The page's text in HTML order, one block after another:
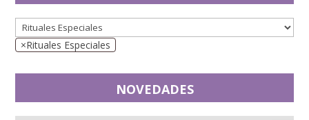
×Rituales Especiales
NOVEDADES